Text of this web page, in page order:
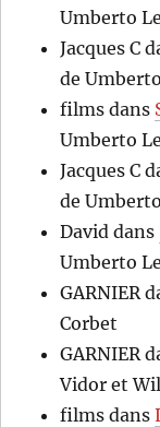
Umberto
Jacques C
de
films dans
Umberto
Jacques C
de
David dans
Umberto
GARNIER
Corbet
GARNIER
Vidor et
films dans